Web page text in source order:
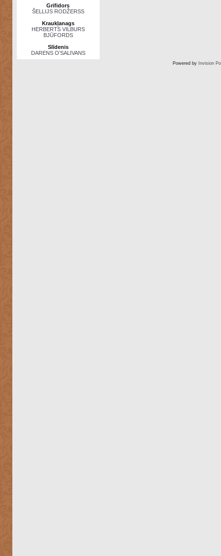
Grifidors
ŠELLIJS RODŽERSS
Kraukļanags
HERBERTS VILBURS
BJŪFORDS
Slīdenis
DARENS O’SALIVANS
Powered by Invision